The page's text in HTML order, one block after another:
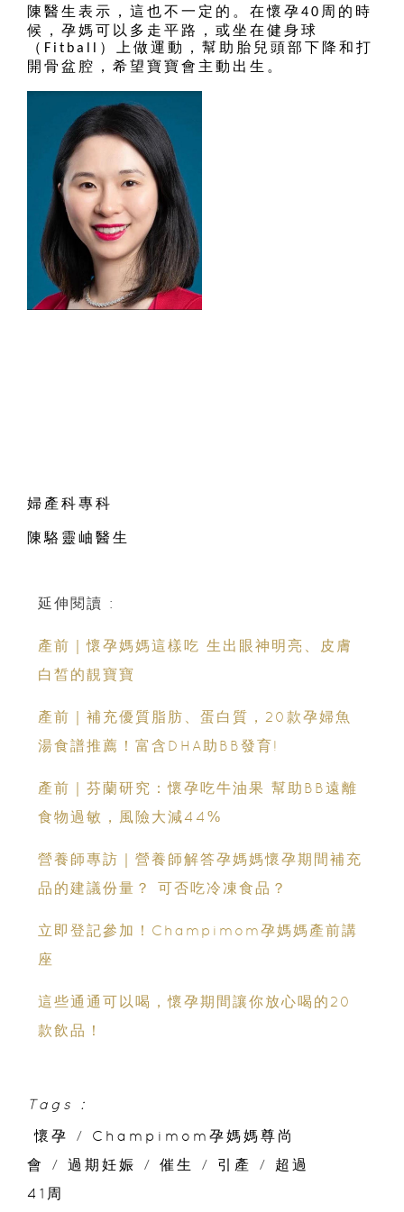
陳醫生表示，這也不一定的。在懷孕40 周的時
候，孕媽可以多走平路，或坐在健身球
（ Fitball
）上做運動，幫助胎兒頭部下降和打
開骨盆腔，希望寶寶會主動出生。
婦產科專科
陳駱靈岫醫生
延伸閱讀 :
產前｜懷孕媽媽這樣吃 生出眼神明亮、皮膚
白皙的靚寶寶
產前｜補充優質脂肪、蛋白質，20款孕婦魚
湯食譜推薦！富含DHA助BB發育!
產前｜芬蘭研究：懷孕吃牛油果 幫助BB遠離
食物過敏，風險大減44%
營養師專訪｜營養師解答孕媽媽懷孕期間補充
品的建議份量？ 可否吃冷凍食品？
立即登記參加！Champimom孕媽媽產前講
座
這些通通可以喝，懷孕期間讓你放心喝的20
款飲品！
Tags :
懷孕
/
Champimom孕媽媽尊尚
會
/ 過期妊娠 / 催生 / 引產 /
超過
41周